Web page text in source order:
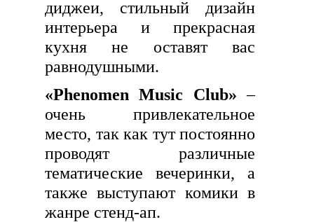
диджеи, стильный дизайн
интерьера и прекрасная
кухня не оставят вас
равнодушными.
«Phenomen Music Club» –
очень привлекательное
место, так как тут постоянно
проводят различные
тематические вечеринки, а
также выступают комики в
жанре стенд-ап.